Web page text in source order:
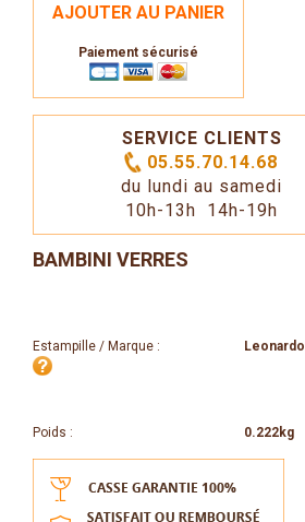
AJOUTER AU PANIER
Paiement sécurisé
SERVICE CLIENTS
05.55.70.14.68
du lundi au samedi
10h-13h 14h-19h
BAMBINI VERRES
Estampille / Marque : Leonardo
Poids : 0.222kg